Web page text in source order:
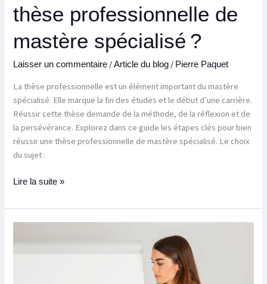
thèse professionnelle de
mastère spécialisé ?
Laisser un commentaire /Article du blog / Pierre Paquet
La thèse professionnelle est un élément important du mastère
spécialisé. Elle marque la fin des études et le début d’une carrière.
Réussir cette thèse demande de la méthode, de la réflexion et de
la persévérance. Explorez dans ce guide les étapes clés pour bien
réussir une thèse professionnelle de mastère spécialisé. Le choix
du sujet :
Lire la suite »
Préparation